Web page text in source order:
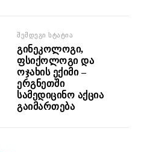
შემდეგი სტატია
გინეკოლოგი,
ფსიქოლოგი და
ოჯახის ექიმი –
ერგნეთში
სამედიცინო აქცია
გაიმართება